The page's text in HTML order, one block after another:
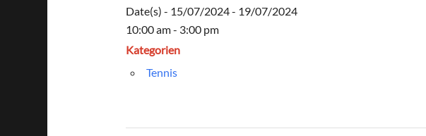
Date(s) - 15/07/2024 - 19/07/2024
10:00 am - 3:00 pm
Kategorien
Tennis